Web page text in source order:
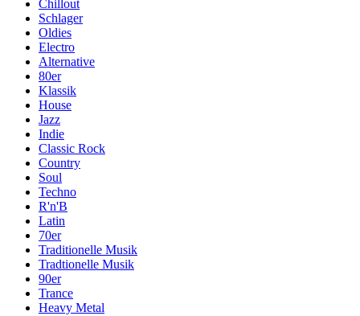
Chillout
Schlager
Oldies
Electro
Alternative
80er
Klassik
House
Jazz
Indie
Classic Rock
Country
Soul
Techno
R'n'B
Latin
70er
Traditionelle Musik
Tradtionelle Musik
90er
Trance
Heavy Metal